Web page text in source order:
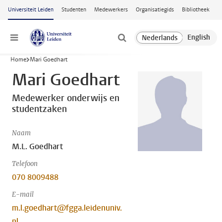
Ga naar hoofdinhoud
Universiteit Leiden Studenten Medewerkers Organisatiegids Bibliotheek
Menu
Home Mari Goedhart
Mari Goedhart
Medewerker onderwijs en
studentzaken
Naam
M.L. Goedhart
Telefoon
070 8009488
E-mail
m.l.goedhart@fgga.leidenuniv.